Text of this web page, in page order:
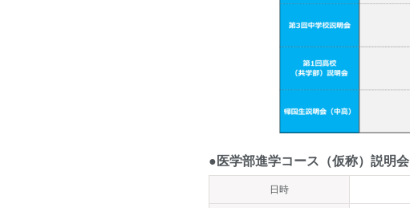
●医学部進学コース（仮称）説明会
日時